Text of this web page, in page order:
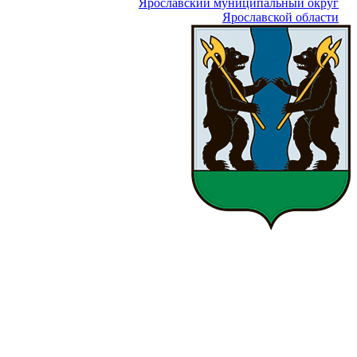
Ярославский муниципальный округ
Ярославской области